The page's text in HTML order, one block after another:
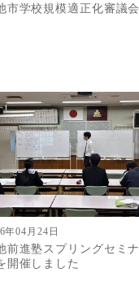
市学校規模適正化審議会
年04月24日
前進塾スプリングセミナ
開催しました